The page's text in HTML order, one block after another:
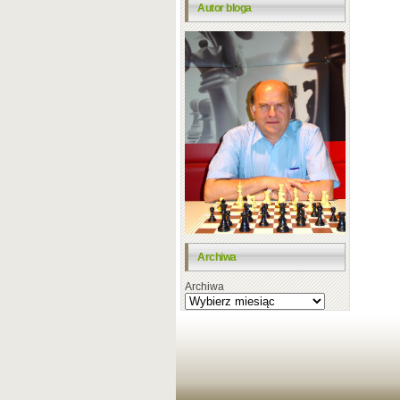
Autor bloga
Archiwa
Archiwa